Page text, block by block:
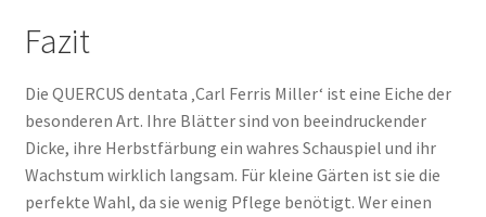
Fazit
Die QUERCUS dentata ‚Carl Ferris Miller‘ ist eine Eiche der
besonderen Art. Ihre Blätter sind von beeindruckender
Dicke, ihre Herbstfärbung ein wahres Schauspiel und ihr
Wachstum wirklich langsam. Für kleine Gärten ist sie die
perfekte Wahl, da sie wenig Pflege benötigt. Wer einen